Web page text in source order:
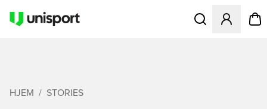
Åbner en Modal
HJEM STORIES